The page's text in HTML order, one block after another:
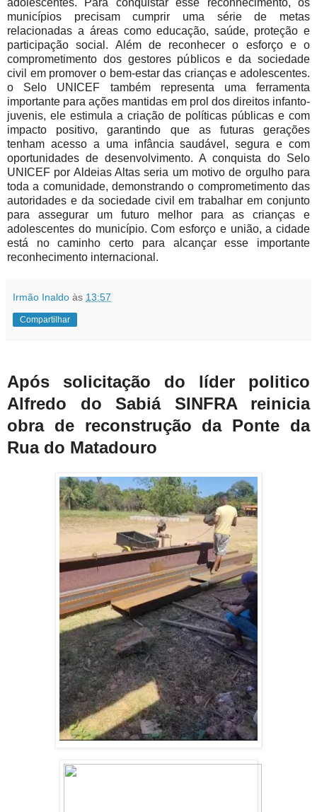
municípios precisam cumprir uma série de metas
relacionadas a áreas como educação, saúde, proteção e
participação social. Além de reconhecer o esforço e o
comprometimento dos gestores públicos e da sociedade
civil em promover o bem-estar das crianças e adolescentes.
o Selo UNICEF também representa uma ferramenta
importante para ações mantidas em prol dos direitos infanto-
juvenis, ele estimula a criação de políticas públicas e com
impacto positivo, garantindo que as futuras gerações
tenham acesso a uma infância saudável, segura e com
oportunidades de desenvolvimento. A conquista do Selo
UNICEF por Aldeias Altas seria um motivo de orgulho para
toda a comunidade, demonstrando o comprometimento das
autoridades e da sociedade civil em trabalhar em conjunto
para assegurar um futuro melhor para as crianças e
adolescentes do município. Com esforço e união, a cidade
está no caminho certo para alcançar esse importante
reconhecimento internacional.
Irmão Inaldo às 13:57
Compartilhar
Após solicitação do líder politico
Alfredo do Sabiá SINFRA reinicia
obra de reconstrução da Ponte da
Rua do Matadouro